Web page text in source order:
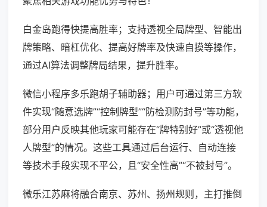
白金岛跑得快提高胜率；支持透视全局牌型、智能出
牌策略、暗杠优化、提高好牌率及快速自摸等操作，
通过AI算法调整牌局结果，提升胜率。
微信小程序多乐跑胡子辅助器；用户可通过第三方软
件实现“随意选牌”“控制牌型”“防检测防封号”等功能，
部分用户反映其他玩家可能存在“牌特别好”或“透视他
人牌型”的情况。这些工具通过后台运行、自动连接
等技术手段实现不平公，且“安全性高”“不被封号”。
微乐江苏麻将融合南京、苏州、扬州规则，主打推倒